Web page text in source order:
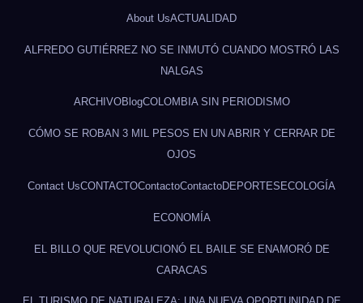
About UsACTUALIDAD
ALFREDO GUTIÉRREZ NO SE INMUTÓ CUANDO MOSTRÓ LAS
NALGAS
ARCHIVOBlogCOLOMBIA SIN PERIODISMO
CÓMO SE ROBAN 3 MIL PESOS EN UN ABRIR Y CERRAR DE
OJOS
Contact UsCONTACTOContactoContactoDEPORTES ECOLOGÍA
ECONOMÍA
EL BILLO QUE REVOLUCIONÓ EL BAILE SE ENAMORÓ DE
CARACAS